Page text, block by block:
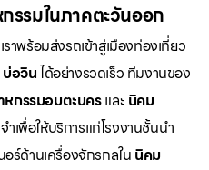
รรมในภาคตะวันออก
พร้อมส่งรถเข้าสู่เมืองท่องเที่ยว
บ่อวินได้อย่างรวดเร็ว ทีมงานของ
กรรมอมตะนครและ นิคม
ำเพื่อให้บริการแก่โรงงานชั้นนำ
อร์ด้านเครื่องจักรกลใน นิคม